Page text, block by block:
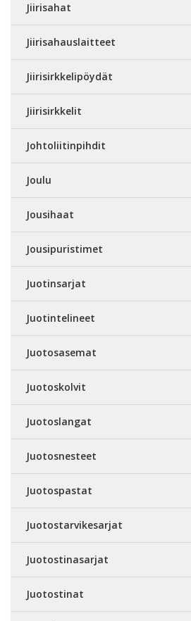
Jiirisahat
Jiirisahauslaitteet
Jiirisirkkelipöydät
Jiirisirkkelit
Johtoliitinpihdit
Joulu
Jousihaat
Jousipuristimet
Juotinsarjat
Juotintelineet
Juotosasemat
Juotoskolvit
Juotoslangat
Juotosnesteet
Juotospastat
Juotostarvikesarjat
Juotostinasarjat
Juotostinat